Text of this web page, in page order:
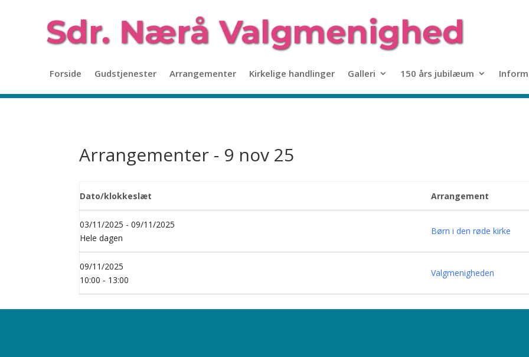
Forside Gudstjenester Arrangementer Kirkelige handlinger Galleri 150 års jubilæum
Arrangementer - 9 nov 25
Dato/klokkeslæt Arrangement
03/11/2025 - 09/11/2025
Hele dagen
Børn i den røde kirke
09/11/2025
10:00 - 13:00
Valgmenigheden